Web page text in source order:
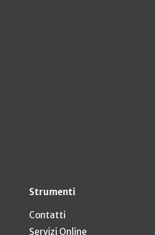
Strumenti
Contatti
Servizi Online